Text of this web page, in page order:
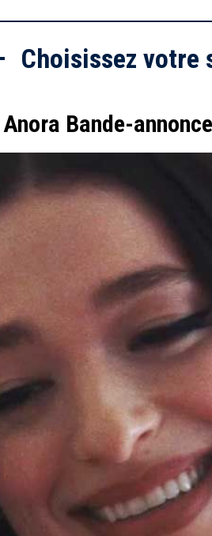
Choisissez votre
Anora Bande-